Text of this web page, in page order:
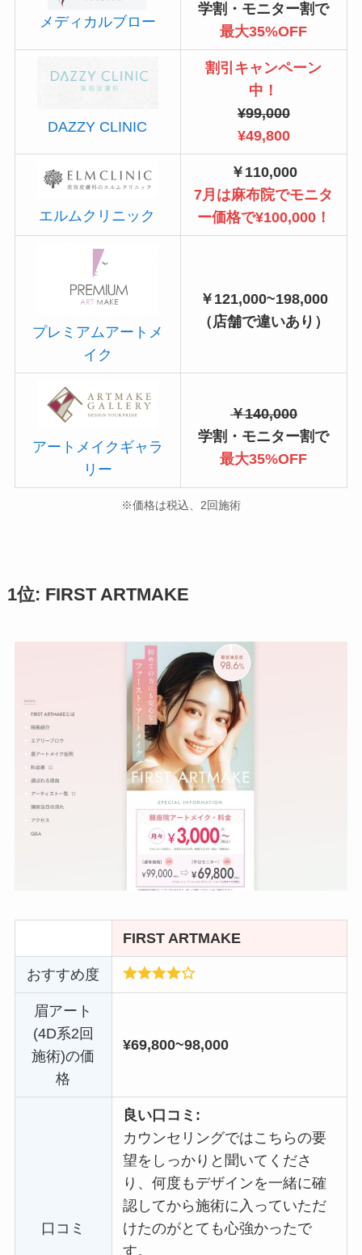
メディカルブロー
学割・モニター割で
最大35%OFF
DAZZY CLINIC
割引キャンペーン
中！
¥99,000
¥49,800
エルムクリニック
￥110,000
7月は麻布院でモニタ
ー価格で¥100,000！
プレミアムアートメ
イク
￥121,000~198,000
（店舗で違いあり）
アートメイクギャラ
リー
￥140,000
学割・モニター割で
最大35%OFF
※価格は税込、2回施術
1位: FIRST ARTMAKE
FIRST ARTMAKE
おすすめ度
眉アート
(4D系2回
施術)の価
格
¥69,800~98,000
口コミ
良い口コミ:
カウンセリングではこちらの要
望をしっかりと聞いてくださ
り、何度もデザインを一緒に確
認してから施術に入っていただ
けたのがとても心強かったで
す。